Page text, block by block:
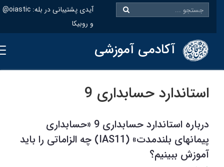
@oiastic :آیدی پشتیبانی در بله
و روبیکا
آکادمی آموزشی
استاندارد حسابداری 9
درباره استاندارد حسابداری 9 «حسابداری
پیمانهای بلندمدت» (IAS11) چه الزاماتی را باید
آموزش ببینیم؟